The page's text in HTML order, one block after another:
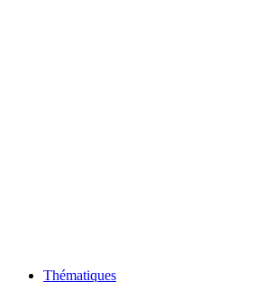
Thématiques